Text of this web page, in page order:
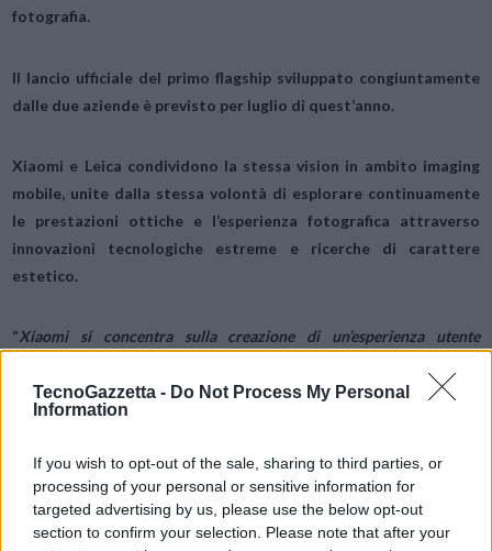
TecnoGazzetta - Do Not Process My Personal
Information
If you wish to opt-out of the sale, sharing to third parties, or
processing of your personal or sensitive information for
targeted advertising by us, please use the below opt-out
section to confirm your selection. Please note that after your
fotografia.
Il lancio ufficiale del primo flagship sviluppato congiuntamente
dalle due aziende è previsto per luglio di quest’anno.
Xiaomi e Leica condividono la stessa vision in ambito imaging
mobile, unite dalla stessa volontà di esplorare continuamente
le prestazioni ottiche e l’esperienza fotografica attraverso
innovazioni tecnologiche estreme e ricerche di carattere
estetico.
“Xiaomi si concentra sulla creazione di un’esperienza utente
smartphone fino all’estremo. Xiaomi e Leica condividono i rispettivi
obiettivi e idee e apprezzano i vantaggi e l’industria dell’altra. Questa
Xiaomi. Durante la collaborazione, dalla progettazione ottica alla
messa a punto dell’estetica, le tecnologie innovative, le filosofie di
prodotto e le preferenze di imaging di entrambe le parti hanno